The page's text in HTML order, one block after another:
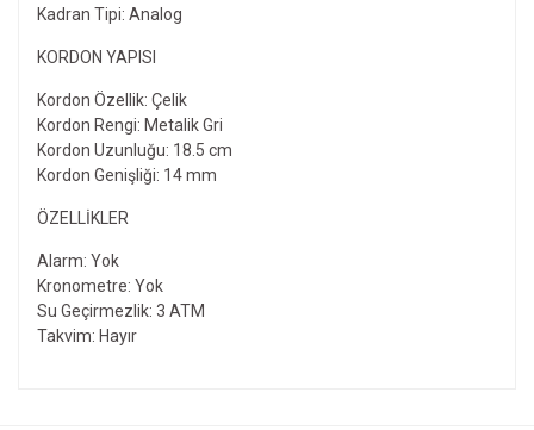
Kadran Tipi: Analog
KORDON YAPISI
Kordon Özellik: Çelik
Kordon Rengi: Metalik Gri
Kordon Uzunluğu: 18.5 cm
Kordon Genişliği: 14 mm
ÖZELLIKLER
Alarm: Yok
Kronometre: Yok
Su Geçirmezlik: 3 ATM
Takvim: Hayır